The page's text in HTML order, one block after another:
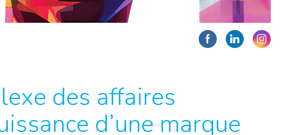
des affaires
d’une marque